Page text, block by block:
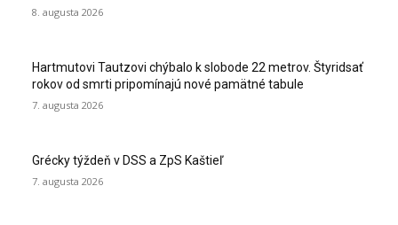
8. augusta 2026
Hartmutovi Tautzovi chýbalo k slobode 22 metrov. Štyridsať
rokov od smrti pripomínajú nové pamätné tabule
7. augusta 2026
Grécky týždeň v DSS a ZpS Kaštieľ
7. augusta 2026